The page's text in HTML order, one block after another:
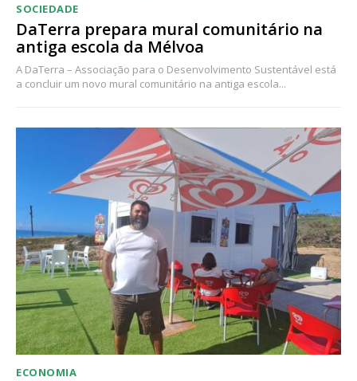
SOCIEDADE
DaTerra prepara mural comunitário na
antiga escola da Mélvoa
A DaTerra – Associação para o Desenvolvimento Sustentável está
a concluir um novo mural comunitário na antiga escola...
ECONOMIA